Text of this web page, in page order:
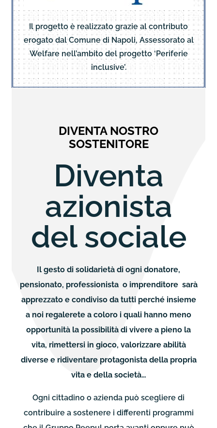
Il progetto è realizzato grazie al contributo
erogato dal Comune di Napoli, Assessorato al
Welfare nell’ambito del progetto ‘Periferie
inclusive’.
DIVENTA NOSTRO
SOSTENITORE
Diventa
azionista
del sociale
Il gesto di solidarietà di ogni donatore,
pensionato, professionista o imprenditore sarà
apprezzato e condiviso da tutti perché insieme
a noi regalerete a coloro i quali hanno meno
opportunità la possibilità di vivere a pieno la
vita, rimettersi in gioco, valorizzare abilità
diverse e ridiventare protagonista della propria
vita e della società…
Ogni cittadino o azienda può scegliere di
contribuire a sostenere i differenti programmi